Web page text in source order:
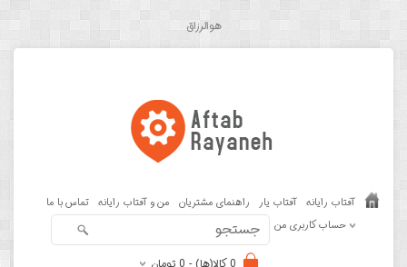
هوالرزاق
آفتاب رایانه آفتاب یار راهنمای مشتریان من و آفتاب رایانه تماس با ما
حساب کاربری من